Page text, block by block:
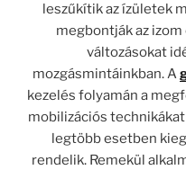
leszűkítik az ízületek
megbontják az
változásokat
mozgásmintáinkban. A
kezelés folyamán a
mobilizációs
legtöbb esetben
rendelik. Remekül